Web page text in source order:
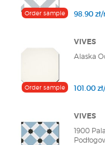
Order sample 98.90
Order sample
VIVES
Alaska
101.00
VIVES
1900